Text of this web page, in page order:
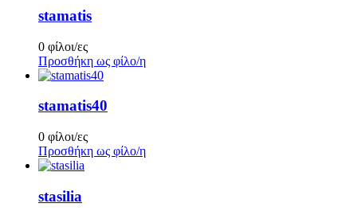
stamatis
0 φίλοι/ες
Προσθήκη ως φίλο/η
stamatis40
0 φίλοι/ες
Προσθήκη ως φίλο/η
stasilia